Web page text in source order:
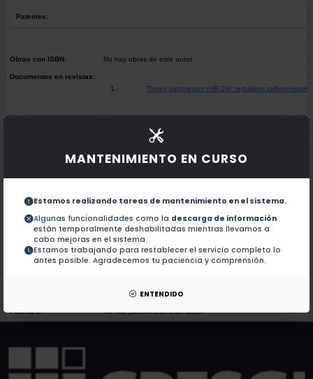
MANTENIMIENTO EN CURSO
Estamos realizando tareas de mantenimiento en el sistema.
Algunas funcionalidades como la descarga de información
están temporalmente deshabilitadas mientras llevamos a
cabo mejoras en el sistema.
Estamos trabajando para restablecer el servicio completo lo
antes posible. Agradecemos tu paciencia y comprensión.
ENTENDIDO
Patentes:
Obras con ISBN: No hay obras de este autor.
Documentos en revistas:
1.-
Tumor suppressor miR-29c regulates
Biochemical and proteomic analysis of
5.- HPV plus cervical carcinomas and cell lines
No hay tesis de este autor.
Patentes: No hay patentes de este autor.